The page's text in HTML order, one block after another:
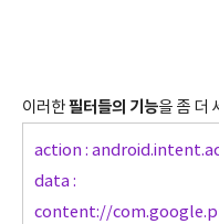
이러한필터들의 기능을 좀 더
action :
data :
content://